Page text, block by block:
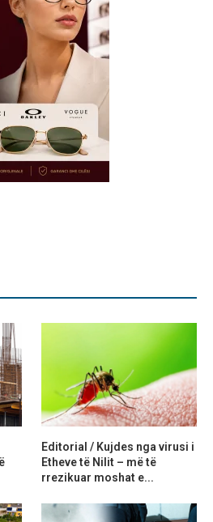
Editorial / Kujdes nga virusi i
Etheve të Nilit – më të
rrezikuar moshat e...